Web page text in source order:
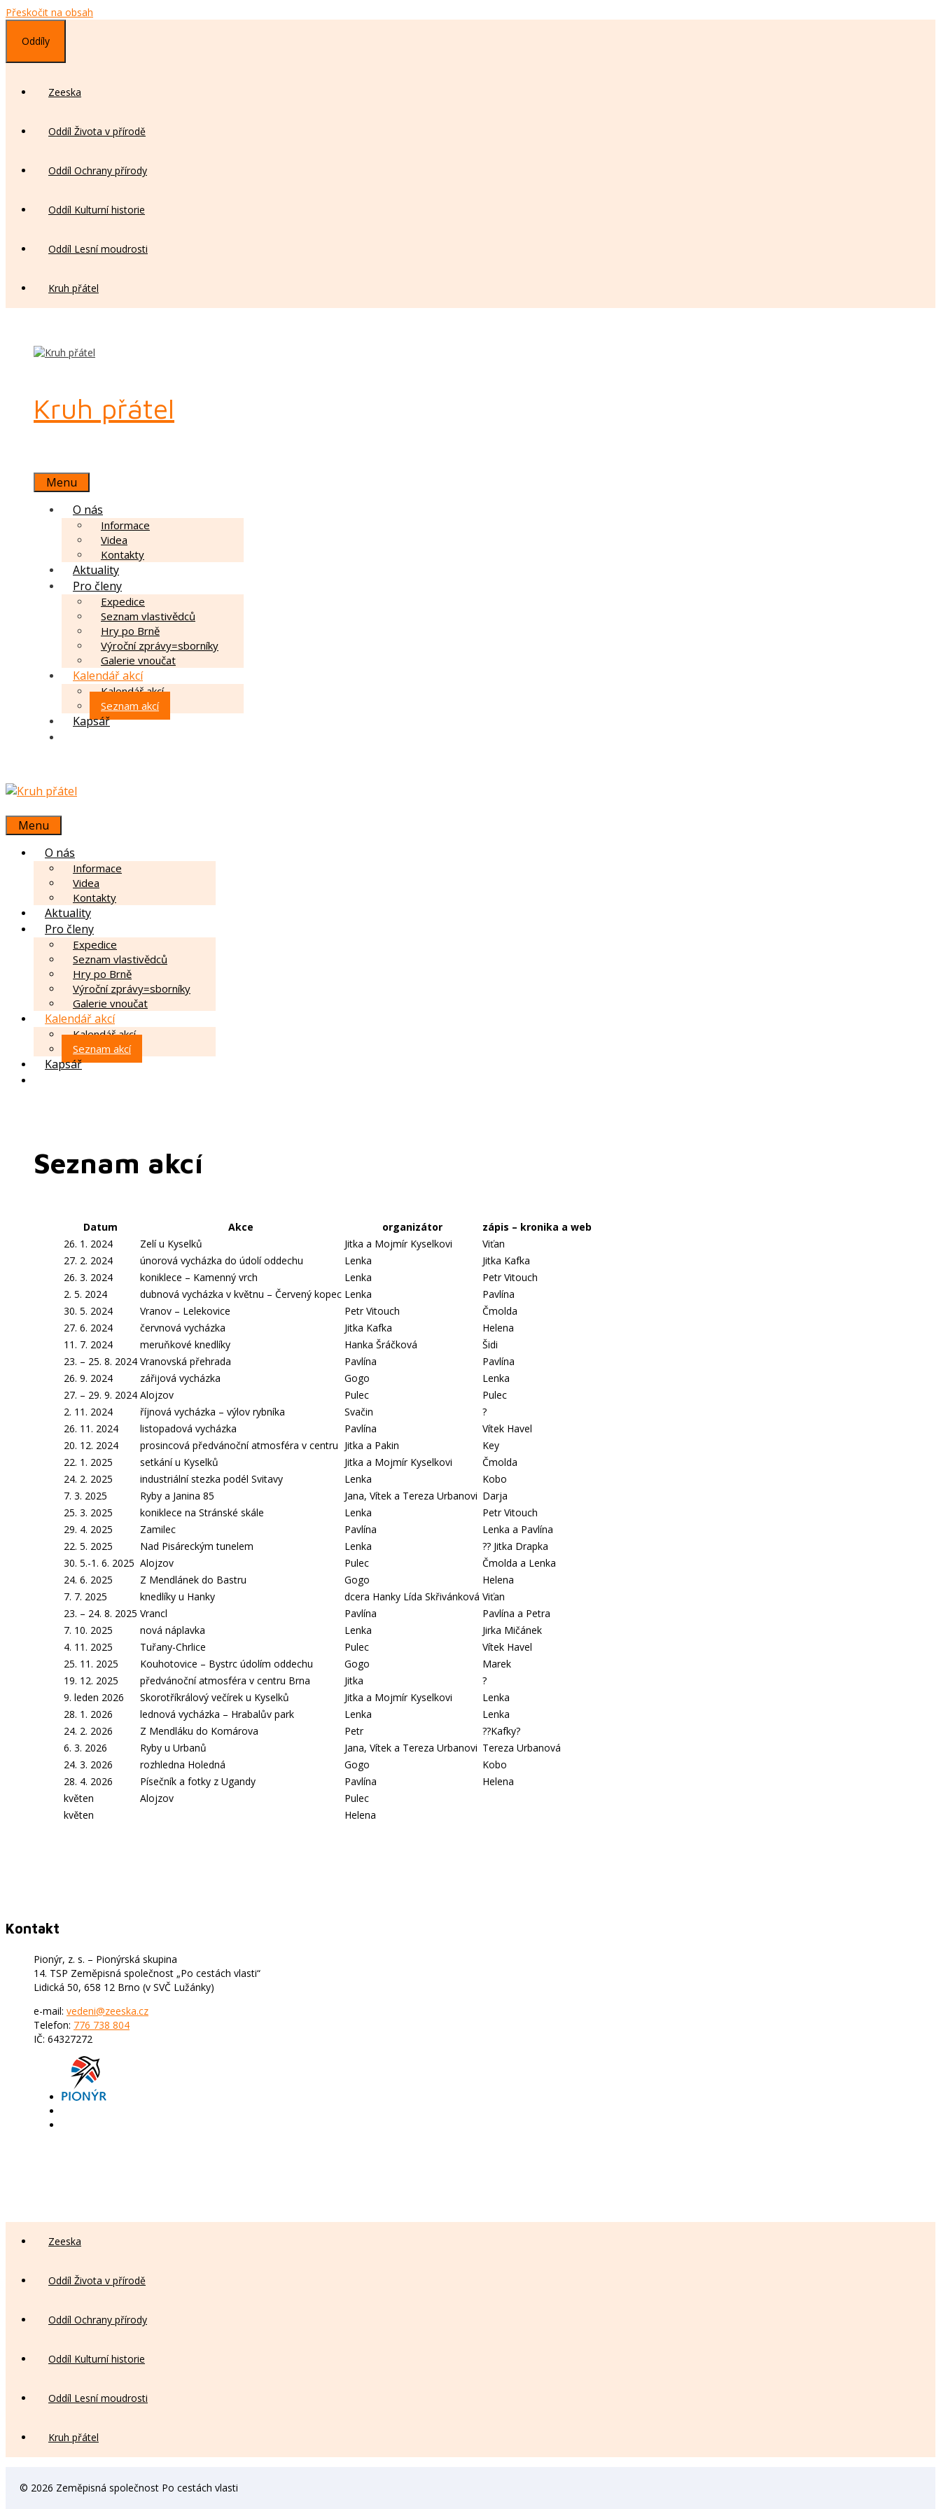
Přeskočit na obsah
Oddíly
Zeeska
Oddíl Života v přírodě
Oddíl Ochrany přírody
Oddíl Kulturní historie
Oddíl Lesní moudrosti
Kruh přátel
Kruh přátel
Menu
O nás
Informace
Videa
Kontakty
Aktuality
Pro členy
Expedice
Seznam vlastivědců
Hry po Brně
Výroční zprávy=sborníky
Galerie vnoučat
Kalendář akcí
Kalendář akcí
Seznam akcí
Kapsář
Menu
O nás
Informace
Videa
Kontakty
Aktuality
Pro členy
Expedice
Seznam vlastivědců
Hry po Brně
Výroční zprávy=sborníky
Galerie vnoučat
Kalendář akcí
Kalendář akcí
Seznam akcí
Kapsář
Seznam akcí
Datum Akce organizátor
zápis – kronika a web
26. 1. 2024
Zelí u Kyselků Jitka a Mojmír Kyselkovi
Viťan
27. 2. 2024
únorová vycházka do údolí oddechu Lenka
Jitka Kafka
26. 3. 2024
koniklece – Kamenný vrch Lenka
Petr Vitouch
2. 5. 2024
dubnová vycházka v květnu – Červený kopec Lenka
Pavlína
30. 5. 2024
Vranov – Lelekovice Petr Vitouch
Čmolda
27. 6. 2024
červnová vycházka Jitka Kafka
Helena
11. 7. 2024
meruňkové knedlíky Hanka Šráčková
Šidi
23. – 25. 8. 2024 Vranovská přehrada Pavlína
Pavlína
26. 9. 2024
zářijová vycházka Gogo
Lenka
27. – 29. 9. 2024 Alojzov Pulec
Pulec
2. 11. 2024
říjnová vycházka – výlov rybníka Svačin
?
26. 11. 2024
listopadová vycházka Pavlína
Vítek Havel
20. 12. 2024
prosincová předvánoční atmosféra v centru Jitka a Pakin
Key
22. 1. 2025
setkání u Kyselků Jitka a Mojmír Kyselkovi
Čmolda
24. 2. 2025
industriální stezka podél Svitavy Lenka
Kobo
7. 3. 2025
Ryby a Janina 85 Jana, Vítek a Tereza Urbanovi Darja
25. 3. 2025
koniklece na Stránské skále Lenka
Petr Vitouch
29. 4. 2025
Zamilec Pavlína
Lenka a Pavlína
22. 5. 2025
Nad Pisáreckým tunelem Lenka
?? Jitka Drapka
30. 5.-1. 6. 2025 Alojzov Pulec
Čmolda a Lenka
24. 6. 2025
Z Mendlánek do Bastru Gogo
Helena
7. 7. 2025
knedlíky u Hanky dcera Hanky Lída Skřivánková Viťan
23. – 24. 8. 2025 Vrancl Pavlína
Pavlína a Petra
7. 10. 2025
nová náplavka Lenka
Jirka Mičánek
4. 11. 2025
Tuřany-Chrlice Pulec
Vítek Havel
25. 11. 2025
Kouhotovice – Bystrc údolím oddechu Gogo
Marek
19. 12. 2025
předvánoční atmosféra v centru Brna Jitka
?
9. leden 2026
Skorotříkrálový večírek u Kyselků Jitka a Mojmír Kyselkovi
Lenka
28. 1. 2026
lednová vycházka – Hrabalův park Lenka
Lenka
24. 2. 2026
Z Mendláku do Komárova Petr
??Kafky?
6. 3. 2026
Ryby u Urbanů Jana, Vítek a Tereza Urbanovi Tereza Urbanová
24. 3. 2026
rozhledna Holedná Gogo
Kobo
28. 4. 2026
Písečník a fotky z Ugandy Pavlína
Helena
květen
Alojzov
Pulec
květen
Helena
Kontakt
Pionýr, z. s. – Pionýrská skupina
14. TSP Zeměpisná společnost „Po cestách vlasti“
Lidická 50, 658 12 Brno (v SVČ Lužánky)
e-mail: vedeni@zeeska.cz
Telefon: 776 738 804
IČ: 64327272
Zeeska
Oddíl Života v přírodě
Oddíl Ochrany přírody
Oddíl Kulturní historie
Oddíl Lesní moudrosti
Kruh přátel
© 2026 Zeměpisná společnost Po cestách vlasti